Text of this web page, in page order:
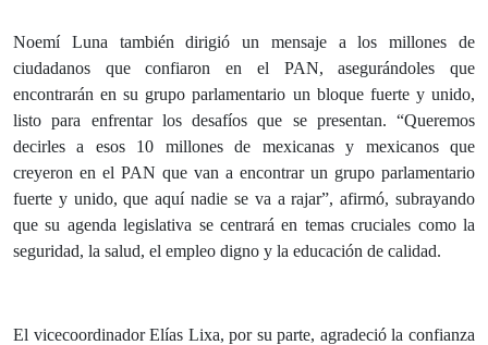
Noemí Luna también dirigió un mensaje a los millones de
ciudadanos que confiaron en el PAN, asegurándoles que
encontrarán en su grupo parlamentario un bloque fuerte y unido,
listo para enfrentar los desafíos que se presentan. “Queremos
decirles a esos 10 millones de mexicanas y mexicanos que
creyeron en el PAN que van a encontrar un grupo parlamentario
fuerte y unido, que aquí nadie se va a rajar”, afirmó, subrayando
que su agenda legislativa se centrará en temas cruciales como la
seguridad, la salud, el empleo digno y la educación de calidad.
El vicecoordinador Elías Lixa, por su parte, agradeció la confianza